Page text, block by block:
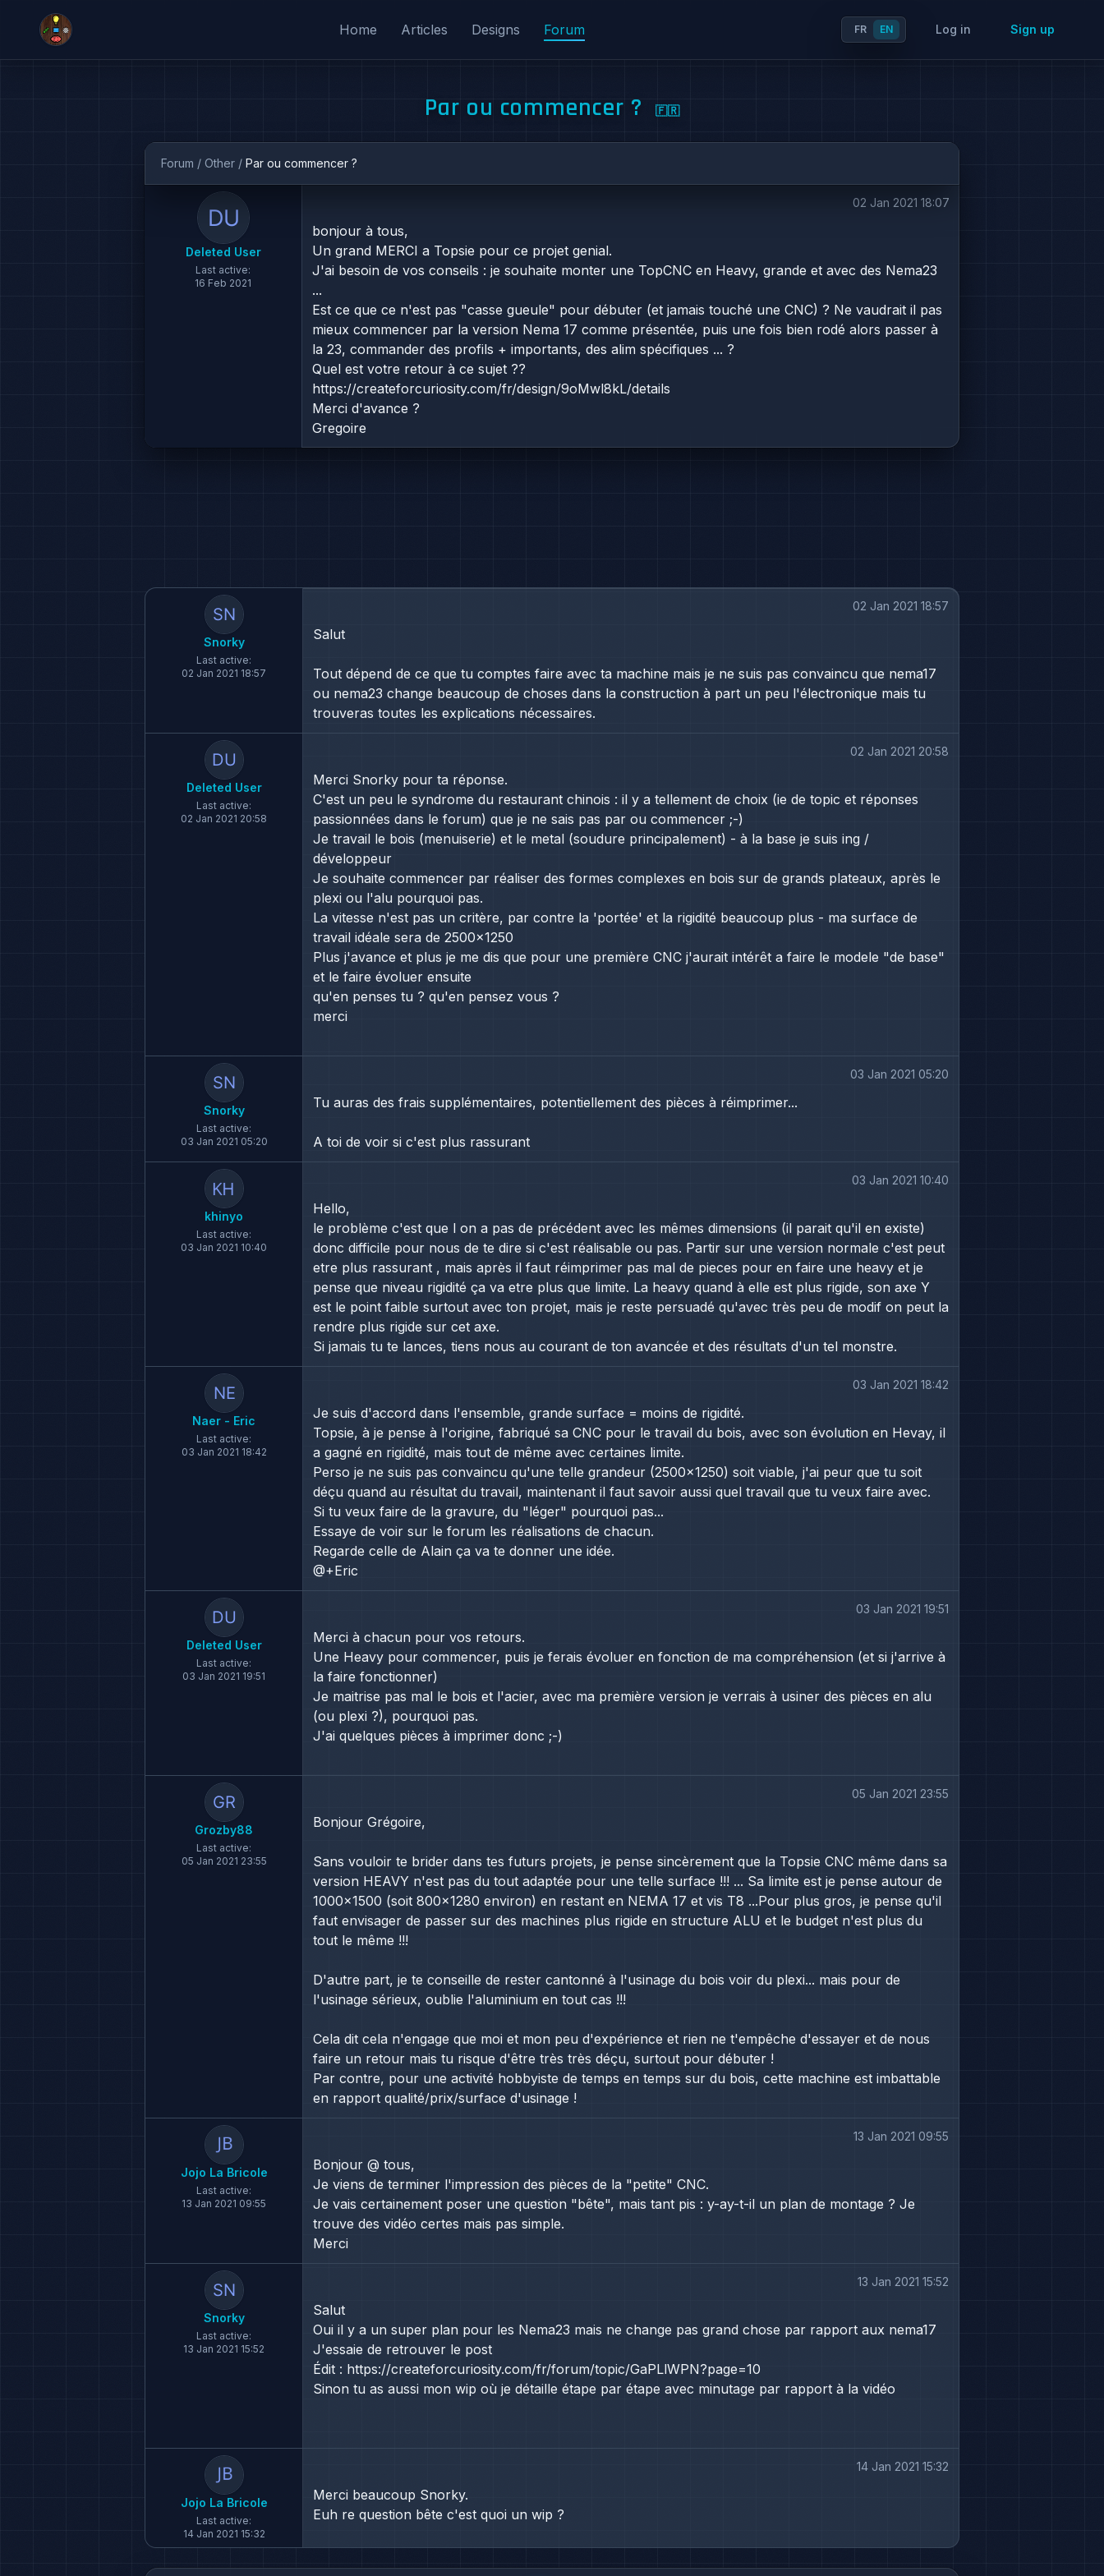
Home Articles Designs Forum FR EN Log in Sign up
Par ou commencer ? 🇫🇷
Forum / Other / Par ou commencer ?
Deleted User
Last active:
16 Feb 2021
02 Jan 2021 18:07
bonjour à tous,
Un grand MERCI a Topsie pour ce projet genial.
J'ai besoin de vos conseils : je souhaite monter une TopCNC en Heavy, grande et avec des Nema23
...
Est ce que ce n'est pas "casse gueule" pour débuter (et jamais touché une CNC) ? Ne vaudrait il pas
mieux commencer par la version Nema 17 comme présentée, puis une fois bien rodé alors passer à
la 23, commander des profils + importants, des alim spécifiques ... ?
Quel est votre retour à ce sujet ??
https://createforcuriosity.com/fr/design/9oMwl8kL/details
Merci d'avance ?
Gregoire
Snorky
Last active:
02 Jan 2021 18:57
02 Jan 2021 18:57
Salut
Tout dépend de ce que tu comptes faire avec ta machine mais je ne suis pas convaincu que nema17
ou nema23 change beaucoup de choses dans la construction à part un peu l'électronique mais tu
trouveras toutes les explications nécessaires.
Deleted User
Last active:
02 Jan 2021 20:58
02 Jan 2021 20:58
Merci Snorky pour ta réponse.
C'est un peu le syndrome du restaurant chinois : il y a tellement de choix (ie de topic et réponses
passionnées dans le forum) que je ne sais pas par ou commencer ;-)
Je travail le bois (menuiserie) et le metal (soudure principalement) - à la base je suis ing /
développeur
Je souhaite commencer par réaliser des formes complexes en bois sur de grands plateaux, après le
plexi ou l'alu pourquoi pas.
La vitesse n'est pas un critère, par contre la 'portée' et la rigidité beaucoup plus - ma surface de
travail idéale sera de 2500x1250
Plus j'avance et plus je me dis que pour une première CNC j'aurait intérêt a faire le modele "de base"
et le faire évoluer ensuite
qu'en penses tu ? qu'en pensez vous ?
merci
Snorky
Last active:
03 Jan 2021 05:20
03 Jan 2021 05:20
Tu auras des frais supplémentaires, potentiellement des pièces à réimprimer...
A toi de voir si c'est plus rassurant
khinyo
Last active:
03 Jan 2021 10:40
03 Jan 2021 10:40
Hello,
le problème c'est que l on a pas de précédent avec les mêmes dimensions (il parait qu'il en existe)
donc difficile pour nous de te dire si c'est réalisable ou pas. Partir sur une version normale c'est peut
etre plus rassurant , mais après il faut réimprimer pas mal de pieces pour en faire une heavy et je
pense que niveau rigidité ça va etre plus que limite. La heavy quand à elle est plus rigide, son axe Y
est le point faible surtout avec ton projet, mais je reste persuadé qu'avec très peu de modif on peut la
rendre plus rigide sur cet axe.
Si jamais tu te lances, tiens nous au courant de ton avancée et des résultats d'un tel monstre.
Naer - Eric
Last active:
03 Jan 2021 18:42
03 Jan 2021 18:42
Je suis d'accord dans l'ensemble, grande surface = moins de rigidité.
Topsie, à je pense à l'origine, fabriqué sa CNC pour le travail du bois, avec son évolution en Hevay, il
a gagné en rigidité, mais tout de même avec certaines limite.
Perso je ne suis pas convaincu qu'une telle grandeur (2500x1250) soit viable, j'ai peur que tu soit
déçu quand au résultat du travail, maintenant il faut savoir aussi quel travail que tu veux faire avec.
Si tu veux faire de la gravure, du "léger" pourquoi pas...
Essaye de voir sur le forum les réalisations de chacun.
Regarde celle de Alain ça va te donner une idée.
@+Eric
Deleted User
Last active:
03 Jan 2021 19:51
03 Jan 2021 19:51
Merci à chacun pour vos retours.
Une Heavy pour commencer, puis je ferais évoluer en fonction de ma compréhension (et si j'arrive à
la faire fonctionner)
Je maitrise pas mal le bois et l'acier, avec ma première version je verrais à usiner des pièces en alu
(ou plexi ?), pourquoi pas.
J'ai quelques pièces à imprimer donc ;-)
Grozby88
Last active:
05 Jan 2021 23:55
05 Jan 2021 23:55
Bonjour Grégoire,
Sans vouloir te brider dans tes futurs projets, je pense sincèrement que la Topsie CNC même dans sa
version HEAVY n'est pas du tout adaptée pour une telle surface !!! ... Sa limite est je pense autour de
1000x1500 (soit 800x1280 environ) en restant en NEMA 17 et vis T8 ...Pour plus gros, je pense qu'il
faut envisager de passer sur des machines plus rigide en structure ALU et le budget n'est plus du
tout le même !!!
D'autre part, je te conseille de rester cantonné à l'usinage du bois voir du plexi... mais pour de
l'usinage sérieux, oublie l'aluminium en tout cas !!!
Cela dit cela n'engage que moi et mon peu d'expérience et rien ne t'empêche d'essayer et de nous
faire un retour mais tu risque d'être très très déçu, surtout pour débuter !
Par contre, pour une activité hobbyiste de temps en temps sur du bois, cette machine est imbattable
en rapport qualité/prix/surface d'usinage !
Jojo La Bricole
Last active:
13 Jan 2021 09:55
13 Jan 2021 09:55
Bonjour @ tous,
Je viens de terminer l'impression des pièces de la "petite" CNC.
Je vais certainement poser une question "bête", mais tant pis : y-ay-t-il un plan de montage ? Je
trouve des vidéo certes mais pas simple.
Merci
Snorky
Last active:
13 Jan 2021 15:52
13 Jan 2021 15:52
Salut
Oui il y a un super plan pour les Nema23 mais ne change pas grand chose par rapport aux nema17
J'essaie de retrouver le post
Édit : https://createforcuriosity.com/fr/forum/topic/GaPLlWPN?page=10
Sinon tu as aussi mon wip où je détaille étape par étape avec minutage par rapport à la vidéo
Jojo La Bricole
Last active:
14 Jan 2021 15:32
14 Jan 2021 15:32
Merci beaucoup Snorky.
Euh re question bête c'est quoi un wip ?